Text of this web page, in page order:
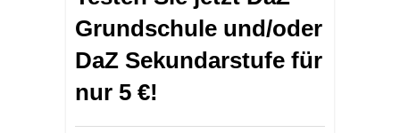
Grundschule und/oder
DaZ Sekundarstufe für
nur 5 €!